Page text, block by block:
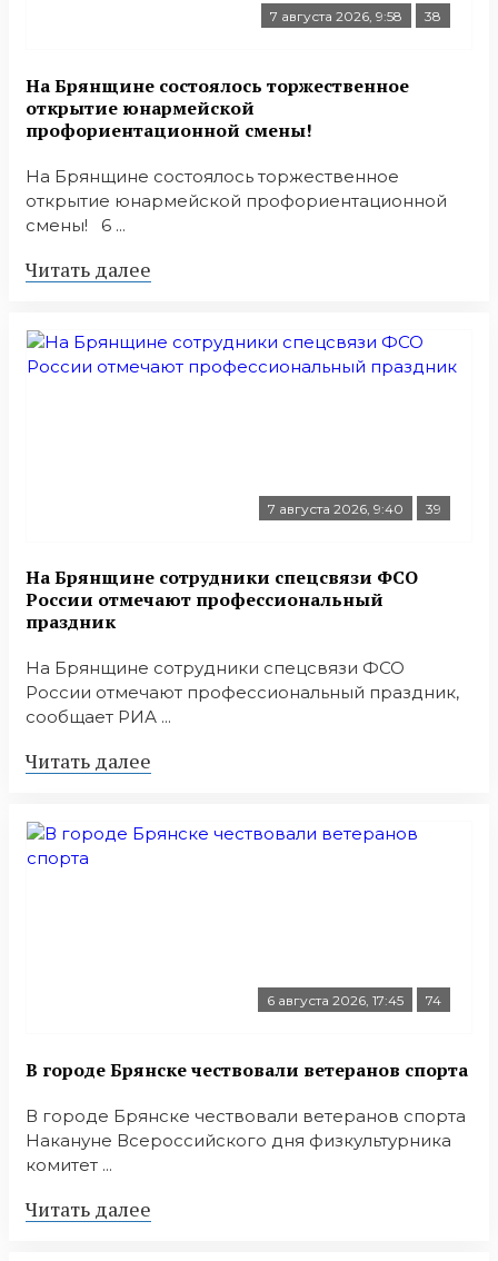
7 августа 2026, 9:58 38
На Брянщине состоялось торжественное
открытие юнармейской
профориентационной смены!
На Брянщине состоялось торжественное
открытие юнармейской профориентационной
смены! 6 ...
Читать далее
7 августа 2026, 9:40 39
На Брянщине сотрудники спецсвязи ФСО
России отмечают профессиональный
праздник
На Брянщине сотрудники спецсвязи ФСО
России отмечают профессиональный праздник,
сообщает РИА ...
Читать далее
6 августа 2026, 17:45 74
В городе Брянске чествовали ветеранов спорта
В городе Брянске чествовали ветеранов спорта
Накануне Всероссийского дня физкультурника
комитет ...
Читать далее